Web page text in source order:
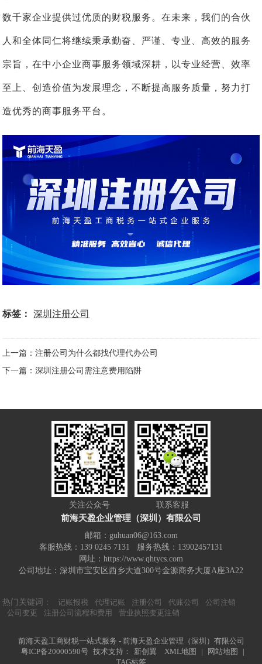
数千家企业提供过优质的财税服务。在未来，我们的合伙
人和全体同仁将继续秉承勤奋、严谨、专业、高效的服务
宗旨，在中小企业商事服务领域深耕，以专业经营、效率
至上、创造价值为发展理念，不断提高服务质量，努力打
造优秀的商事服务平台。
标签： 深圳注册公司
上一篇：注册公司为什么都找代理代办公司
下一篇：深圳注册公司需注意费用陷阱
关注公众号 联系客服
前海天盈企业管理（深圳）有限公司
邮箱：guhuan06@163.com
客服热线：139 0245 7131 服务热线：13902457131
网址：https://www.qhtycs.com
公司地址：深圳市宝安区西乡大道300号金源商务大厦A座3A22
热门关键词： 记账报税 代理记账 注册公司 代账公司
公司注销
公司变更
注册公司流程和费用 营业执照变更注销
前海天盈工商财税一站式服务 - 前海天盈企业管理（深圳）有限公司
粤ICP备20000590号 技术支持： 新创翼 XML地图 | 网站地图
|
TAG标签